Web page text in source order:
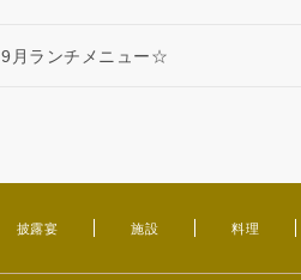
9月ランチメニュー☆
披露宴 施設 料理